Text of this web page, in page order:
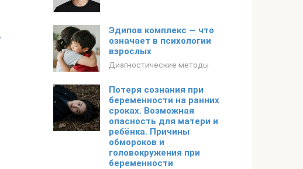
Эдипов комплекс — что
означает в психологии
взрослых
Диагностические методы
Потеря сознания при
беременности на ранних
сроках. Возможная
опасность для матери и
ребёнка. Причины
обмороков и
головокружения при
беременности